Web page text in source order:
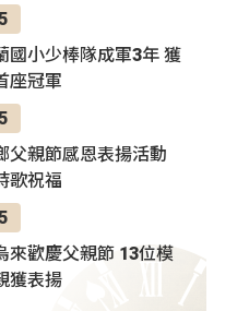
國小少棒隊成軍3年 獲
座冠軍
父親節感恩表揚活動
歌祝福
來歡慶父親節 13位模
獲表揚